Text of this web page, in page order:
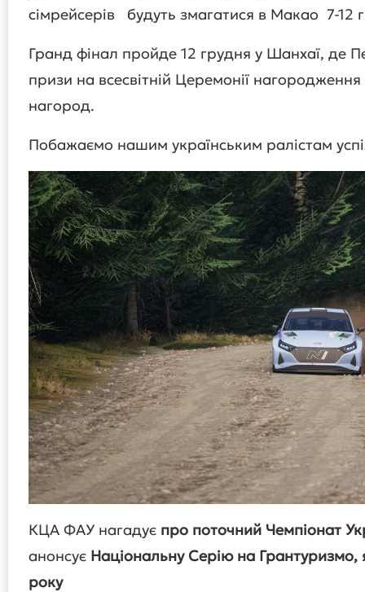
сімрейсерів будуть змагатися в Макао 7-12
Гранд фінал пройде 12 грудня у Шанхаї, де
призи на всесвітній Церемонії
нагород.
Побажаємо нашим українським ралістам
КЦА ФАУ нагадує про поточний Чемпіонат
анонсує Національну Серію на
року